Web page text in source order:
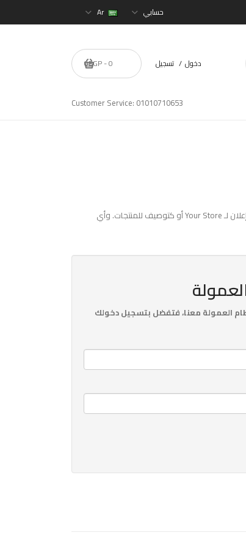
حسابي Ar
دخول تسجيل 0 - 0EGP
Customer Service: 01010710653
Your Store نظام العمولة هو نظام مجاني ويمكن الأعضاء المشتركين في هذا النظام من ربح ايرادات ودخل مناسب بوضع رابط أو عدة روابط في مواقعهم كإعلان لـ Your Store أو كتوصيف للمنتجات. وأي
العمولة معنا، فتفضل بتسجيل دخولك